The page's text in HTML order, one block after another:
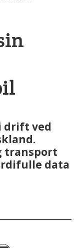
drift ved
transport
data